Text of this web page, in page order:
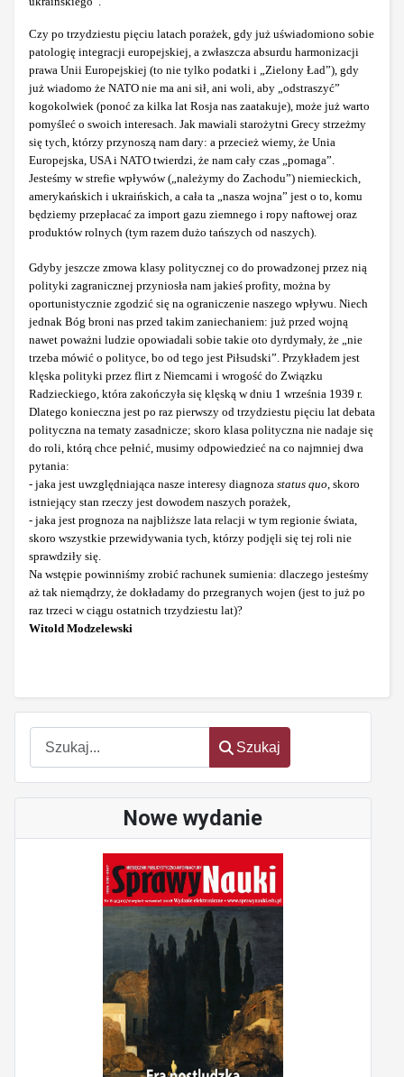
Szukaj
Szukaj
Nowe wydanie
Czy po trzydziestu pięciu latach porażek, gdy już uświadomiono sobie
patologię integracji europejskiej, a zwłaszcza absurdu harmonizacji
prawa Unii Europejskiej (to nie tylko podatki i „Zielony Ład”), gdy
już wiadomo że NATO nie ma ani sił, ani woli, aby „odstraszyć”
kogokolwiek (ponoć za kilka lat Rosja nas zaatakuje), może już warto
pomyśleć o swoich interesach. Jak mawiali starożytni Grecy strzeżmy
się tych, którzy przynoszą nam dary: a przecież wiemy, że Unia
Europejska, USA i NATO twierdzi, że nam cały czas „pomaga”.
Jesteśmy w strefie wpływów („należymy do Zachodu”) niemieckich,
amerykańskich i ukraińskich, a cała ta „nasza wojna” jest o to, komu
będziemy przepłacać za import gazu ziemnego i ropy naftowej oraz
produktów rolnych (tym razem dużo tańszych od naszych).
Gdyby jeszcze zmowa klasy politycznej co do prowadzonej przez nią
polityki zagranicznej przyniosła nam jakieś profity, można by
oportunistycznie zgodzić się na ograniczenie naszego wpływu. Niech
jednak Bóg broni nas przed takim zaniechaniem: już przed wojną
nawet poważni ludzie opowiadali sobie takie oto dyrdymały, że „nie
trzeba mówić o polityce, bo od tego jest Piłsudski”. Przykładem jest
klęska polityki przez flirt z Niemcami i wrogość do Związku
Radzieckiego, która zakończyła się klęską w dniu 1 września 1939 r.
Dlatego konieczna jest po raz pierwszy od trzydziestu pięciu lat debata
polityczna na tematy zasadnicze; skoro klasa polityczna nie nadaje się
do roli, którą chce pełnić, musimy odpowiedzieć na co najmniej dwa
pytania:
- jaka jest uwzględniająca nasze interesy diagnoza status quo , skoro
istniejący stan rzeczy jest dowodem naszych porażek,
- jaka jest prognoza na najbliższe lata relacji w tym regionie świata,
skoro wszystkie przewidywania tych, którzy podjęli się tej roli nie
sprawdziły się.
Na wstępie powinniśmy zrobić rachunek sumienia: dlaczego jesteśmy
aż tak niemądrzy, że dokładamy do przegranych wojen (jest to już po
raz trzeci w ciągu ostatnich trzydziestu lat)?
Witold Modzelewski